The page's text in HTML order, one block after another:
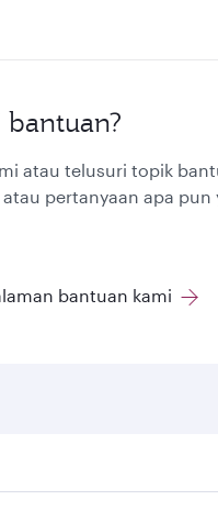
atau telusuri topik
pertanyaan apa pun
bantuan kami